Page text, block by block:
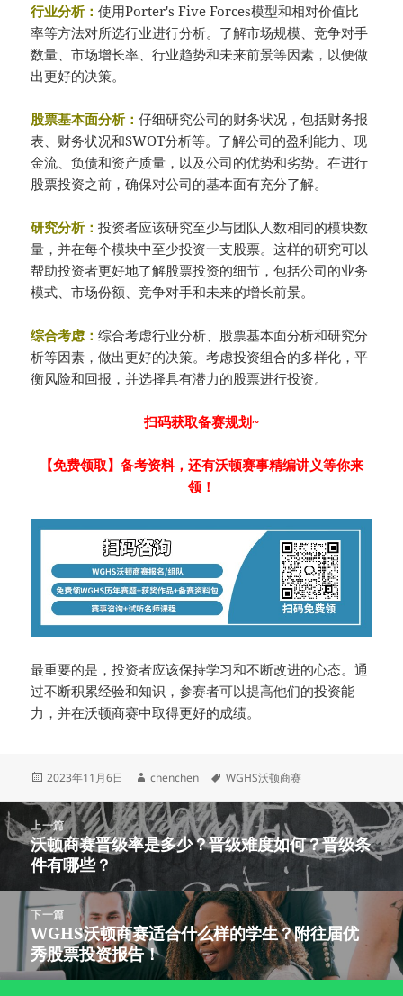
行业分析：使用Porter's Five Forces模型和相对价值比
率等方法对所选行业进行分析。了解市场规模、竞争对手
数量、市场增长率、行业趋势和未来前景等因素，以便做
出更好的决策。
股票基本面分析：仔细研究公司的财务状况，包括财务报
表、财务状况和SWOT分析等。了解公司的盈利能力、现
金流、负债和资产质量，以及公司的优势和劣势。在进行
股票投资之前，确保对公司的基本面有充分了解。
研究分析：投资者应该研究至少与团队人数相同的模块数
量，并在每个模块中至少投资一支股票。这样的研究可以
帮助投资者更好地了解股票投资的细节，包括公司的业务
模式、市场份额、竞争对手和未来的增长前景。
综合考虑：综合考虑行业分析、股票基本面分析和研究分
析等因素，做出更好的决策。考虑投资组合的多样化，平
衡风险和回报，并选择具有潜力的股票进行投资。
扫码获取备赛规划~
【免费领取】备考资料，还有沃顿赛事精编讲义等你来
领！
最重要的是，投资者应该保持学习和不断改进的心态。通
过不断积累经验和知识，参赛者可以提高他们的投资能
力，并在沃顿商赛中取得更好的成绩。
发
于
2023年11月6日
作
chenchen
标
WGHS沃顿商赛
文
章
上一篇
上
篇
文
章：
沃顿商赛晋级率是多少？晋级难度如何？晋级条
件有哪些？
下一篇
下
篇
文
WGHS沃顿商赛适合什么样的学生？附往届优
秀股票投资报告！